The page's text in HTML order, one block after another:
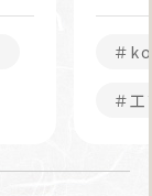
＃
＃工